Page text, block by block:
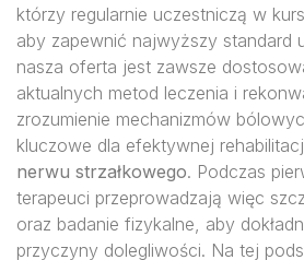
którzy regularnie uczestniczą w
aby zapewnić najwyższy standard
nasza oferta jest zawsze
aktualnych metod leczenia i
zrozumienie mechanizmów
kluczowe dla efektywnej
nerwu strzałkowego. Podczas
terapeuci przeprowadzają więc
oraz badanie fizykalne, aby
przyczyny dolegliwości. Na tej